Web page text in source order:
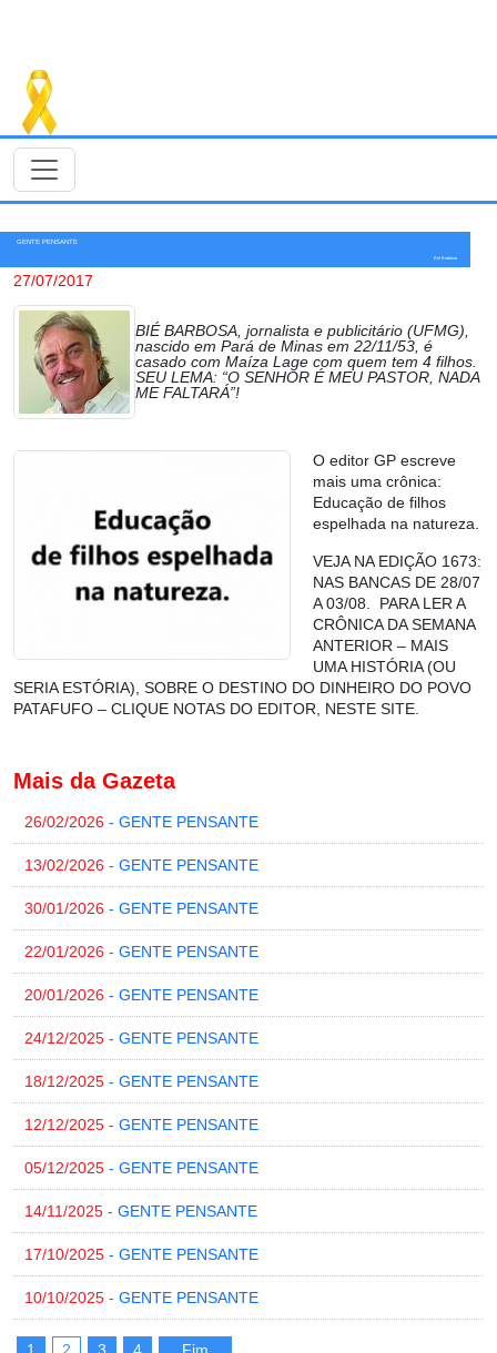
GENTE PENSANTE
Bié Barbosa
27/07/2017
BIÉ BARBOSA, jornalista e publicitário (UFMG),
nascido em Pará de Minas em 22/11/53, é
casado com Maíza Lage com quem tem 4 filhos.
SEU LEMA: “O SENHOR É MEU PASTOR, NADA
ME FALTARÁ”!
O editor GP escreve
mais uma crônica:
Educação de filhos
espelhada na natureza.
VEJA NA EDIÇÃO 1673:
NAS BANCAS DE 28/07
A 03/08. PARA LER A
CRÔNICA DA SEMANA
ANTERIOR – MAIS
UMA HISTÓRIA (OU
SERIA ESTÓRIA), SOBRE O DESTINO DO DINHEIRO DO POVO
PATAFUFO – CLIQUE NOTAS DO EDITOR, NESTE SITE.
Mais da Gazeta
26/02/2026 - GENTE PENSANTE
13/02/2026 - GENTE PENSANTE
30/01/2026 - GENTE PENSANTE
22/01/2026 - GENTE PENSANTE
20/01/2026 - GENTE PENSANTE
24/12/2025 - GENTE PENSANTE
18/12/2025 - GENTE PENSANTE
12/12/2025 - GENTE PENSANTE
05/12/2025 - GENTE PENSANTE
14/11/2025 - GENTE PENSANTE
17/10/2025 - GENTE PENSANTE
10/10/2025 - GENTE PENSANTE